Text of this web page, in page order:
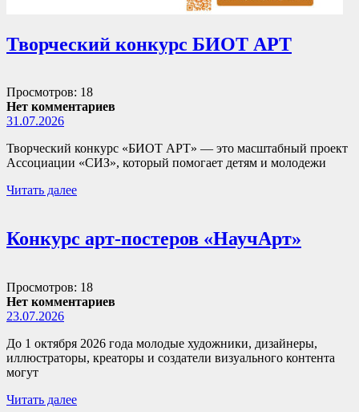
Творческий конкурс БИОТ АРТ
Просмотров: 18
Нет комментариев
31.07.2026
Творческий конкурс «БИОТ АРТ» — это масштабный проект
Ассоциации «СИЗ», который помогает детям и молодежи
Читать далее
Конкурс арт-постеров «НаучАрт»
Просмотров: 18
Нет комментариев
23.07.2026
До 1 октября 2026 года молодые художники, дизайнеры,
иллюстраторы, креаторы и создатели визуального контента
могут
Читать далее